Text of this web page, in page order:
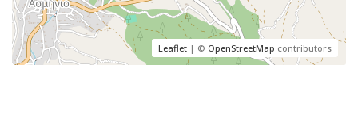
Leaflet | © OpenStreetMap contributors